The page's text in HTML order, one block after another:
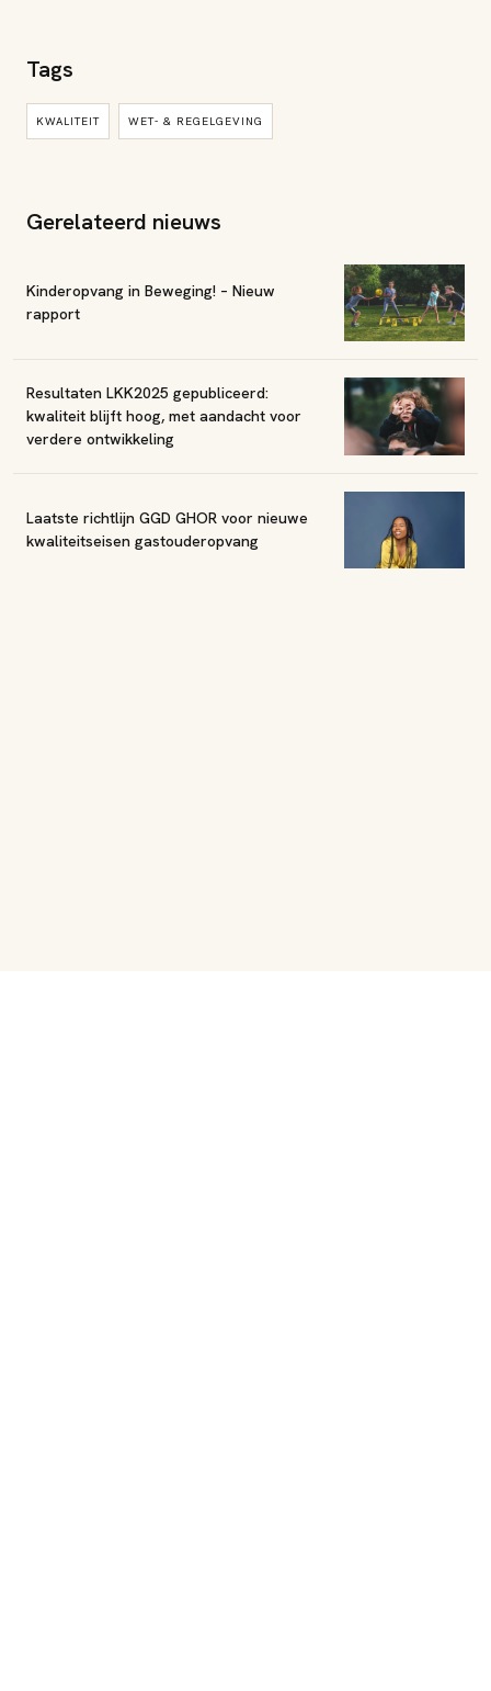
Tags
KWALITEIT WET- & REGELGEVING
Gerelateerd nieuws
Kinderopvang in Beweging! – Nieuw
rapport
Resultaten LKK2025 gepubliceerd:
kwaliteit blijft hoog, met aandacht voor
verdere ontwikkeling
Laatste richtlijn GGD GHOR voor nieuwe
kwaliteitseisen gastouderopvang